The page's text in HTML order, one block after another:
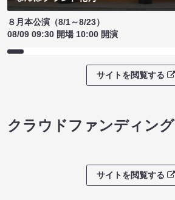
８月本公演（8/1～8/23）
08/09 09:30 開場 10:00 開演
サイトを閲覧する
クラウドファンディング
サイトを閲覧する